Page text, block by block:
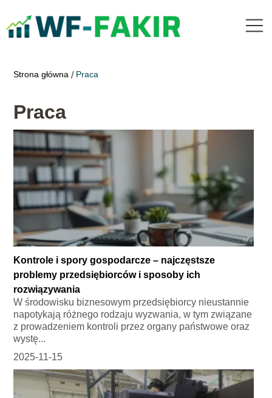
Strona główna / Praca
Praca
Kontrole i spory gospodarcze – najczęstsze
problemy przedsiębiorców i sposoby ich
rozwiązywania
W środowisku biznesowym przedsiębiorcy nieustannie
napotykają różnego rodzaju wyzwania, w tym związane
z prowadzeniem kontroli przez organy państwowe oraz
wystę...
2025-11-15